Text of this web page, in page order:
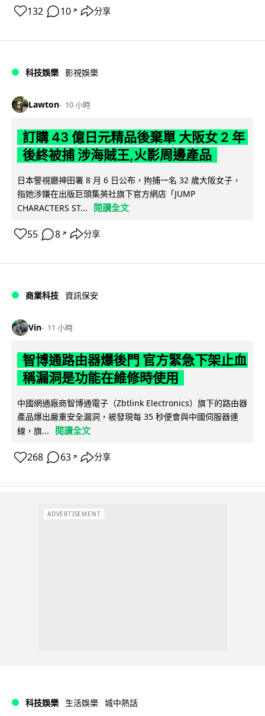
132 10 ↗ 分享
科技娛樂 影視娛樂
Lawton 10 小時
訂購 43 億日元精品後棄單 大阪女 2 年
後終被捕 涉海賊王,火影周邊產品
日本警視廳神田署 8 月 6 日公布，拘捕一名 32 歲大阪女子，
指她涉嫌在出版巨頭集英社旗下官方網店「JUMP
CHARACTERS ST...
閱讀全文
55 8 ↗ 分享
商業科技 資訊保安
Vin 11 小時
智博通路由器爆後門 官方緊急下架止血
稱漏洞是功能在維修時使用
中國網通廠商智博通電子（Zbtlink Electronics）旗下的路由器
產品爆出嚴重安全漏洞，被發現每 35 秒便會與中國伺服器連
線，旗...
閱讀全文
268 63 ↗ 分享
ADVERTISEMENT
科技娛樂 生活娛樂 城中熱話